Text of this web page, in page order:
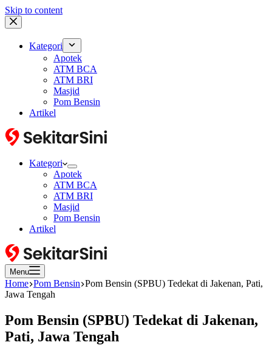
Skip to content
Kategori
Apotek
ATM BCA
ATM BRI
Masjid
Pom Bensin
Artikel
Kategori
Apotek
ATM BCA
ATM BRI
Masjid
Pom Bensin
Artikel
Menu
Home Pom Bensin Pom Bensin (SPBU) Tedekat di Jakenan, Pati,
Jawa Tengah
Pom Bensin (SPBU) Tedekat di Jakenan,
Pati, Jawa Tengah